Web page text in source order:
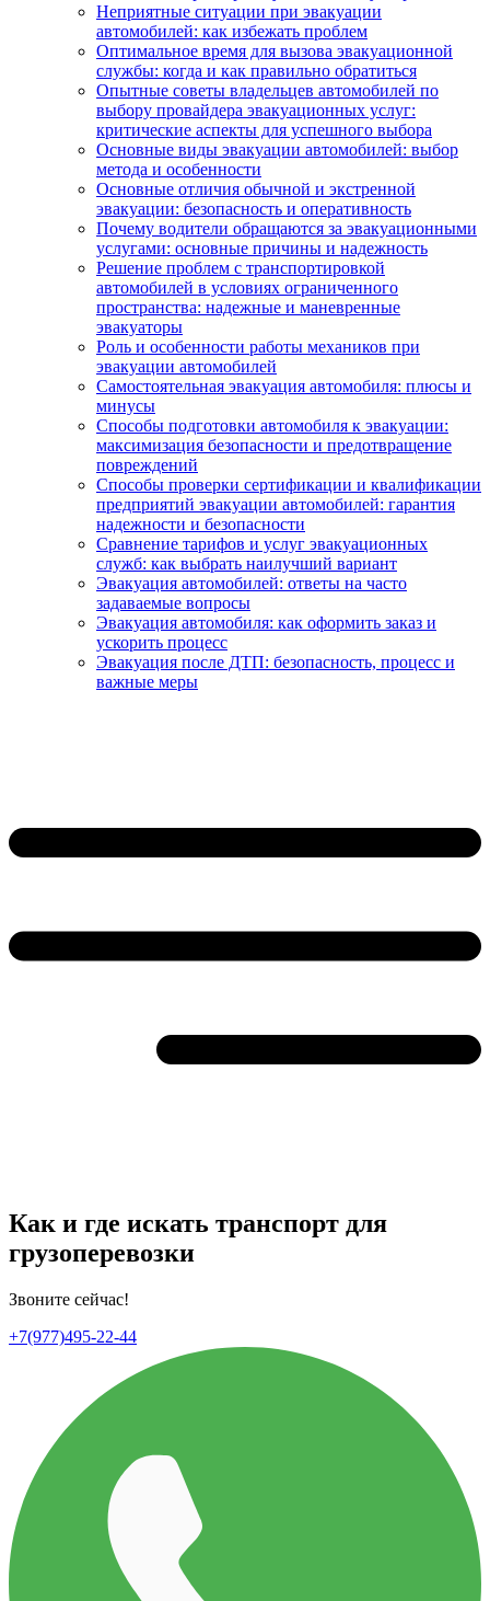
Неприятные ситуации при эвакуации
автомобилей: как избежать проблем
Оптимальное время для вызова эвакуационной
службы: когда и как правильно обратиться
Опытные советы владельцев автомобилей по
выбору провайдера эвакуационных услуг:
критические аспекты для успешного выбора
Основные виды эвакуации автомобилей: выбор
метода и особенности
Основные отличия обычной и экстренной
эвакуации: безопасность и оперативность
Почему водители обращаются за эвакуационными
услугами: основные причины и надежность
Решение проблем с транспортировкой
автомобилей в условиях ограниченного
пространства: надежные и маневренные
эвакуаторы
Роль и особенности работы механиков при
эвакуации автомобилей
Самостоятельная эвакуация автомобиля: плюсы и
минусы
Способы подготовки автомобиля к эвакуации:
максимизация безопасности и предотвращение
повреждений
Способы проверки сертификации и квалификации
предприятий эвакуации автомобилей: гарантия
надежности и безопасности
Сравнение тарифов и услуг эвакуационных
служб: как выбрать наилучший вариант
Эвакуация автомобилей: ответы на часто
задаваемые вопросы
Эвакуация автомобиля: как оформить заказ и
ускорить процесс
Эвакуация после ДТП: безопасность, процесс и
важные меры
Как и где искать транспорт для
грузоперевозки
Звоните сейчас!
+7(977)495-22-44